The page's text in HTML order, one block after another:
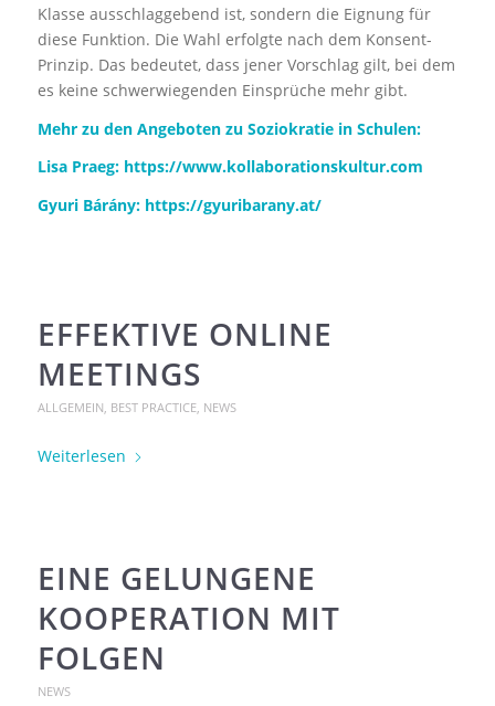
Klasse ausschlaggebend ist, sondern die Eignung für
diese Funktion. Die Wahl erfolgte nach dem Konsent-
Prinzip. Das bedeutet, dass jener Vorschlag gilt, bei dem
es keine schwerwiegenden Einsprüche mehr gibt.
Mehr zu den Angeboten zu Soziokratie in Schulen:
Lisa Praeg: https://www.kollaborationskultur.com
Gyuri Bárány: https://gyuribarany.at/
EFFEKTIVE ONLINE
MEETINGS
ALLGEMEIN, BEST PRACTICE, NEWS
Weiterlesen
EINE GELUNGENE
KOOPERATION MIT
FOLGEN
NEWS